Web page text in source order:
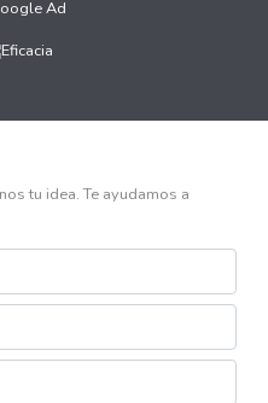
tu idea. Te ayudamos a